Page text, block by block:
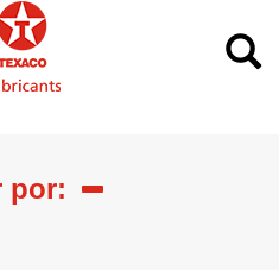
por: